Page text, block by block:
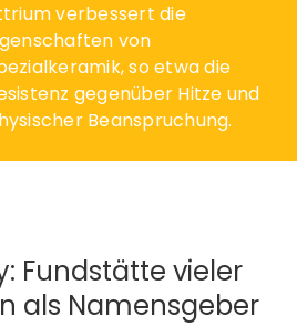
verbessert die
von
so etwa die
gegenüber Hitze und
Beanspruchung.
Fundstätte vieler
als Namensgeber